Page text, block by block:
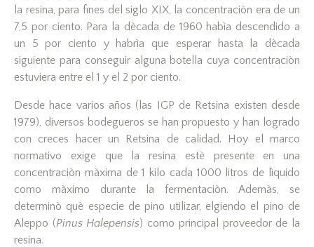
la resina, para fines del siglo XIX, la concentraciòn era de un
7,5 por ciento. Para la dècada de 1960 habìa descendido a
un 5 por ciento y habrìa que esperar hasta la dècada
siguiente para conseguir alguna botella cuya concentraciòn
estuviera entre el 1 y el 2 por ciento.
Desde hace varios años (las IGP de Retsina existen desde
1979), diversos bodegueros se han propuesto y han logrado
con creces hacer un Retsina de calidad. Hoy el marco
normativo exige que la resina estè presente en una
concentraciòn màxima de 1 kilo cada 1000 litros de lìquido
como màximo durante la fermentaciòn. Ademàs, se
determinò què especie de pino utilizar, elgiendo el pino de
Aleppo (Pinus Halepensis) como principal proveedor de la
resina.